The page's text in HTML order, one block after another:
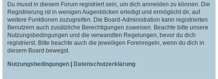
Du musst in diesem Forum registriert sein, um dich anmelden zu können. Die
Registrierung ist in wenigen Augenblicken erledigt und ermöglicht dir, auf
weitere Funktionen zuzugreifen. Die Board-Administration kann registrierten
Benutzern auch zusätzliche Berechtigungen zuweisen. Beachte bitte unsere
Nutzungsbedingungen und die verwandten Regelungen, bevor du dich
registrierst. Bitte beachte auch die jeweiligen Forenregeln, wenn du dich in
diesem Board bewegst.
Nutzungsbedingungen | Datenschutzerklärung